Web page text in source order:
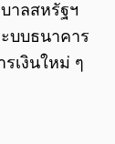
าลสหรัฐฯ
บบธนาคาร
เงินใหม่ ๆ